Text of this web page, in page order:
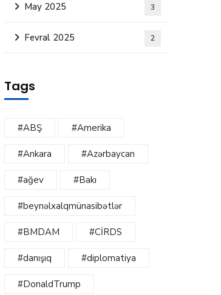
May 2025 3
Fevral 2025 2
Tags
#ABŞ #Amerika
#Ankara #Azərbaycan
#ağev #Bakı
#beynəlxalqmünasibətlər
#BMDAM #CİRDS
#danışıq #diplomatiya
#DonaldTrump